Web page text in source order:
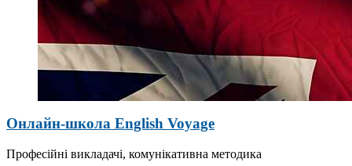
Онлайн-школа English Voyage
Професійні викладачі, комунікативна методика